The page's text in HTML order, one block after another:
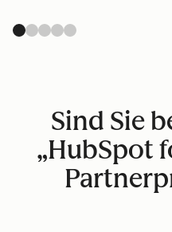
Sind Sie
„HubSpot